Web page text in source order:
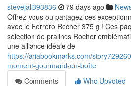
stevejali393836 79 days ago
Offrez-vous ou partagez ces
avec le Ferrero Rocher 375 g ! Ces
sélection de pralines Rocher
une alliance idéale de
https://ariabookmarks.com/
moment-gourmand-en-boîte
Comments
Who Upvoted